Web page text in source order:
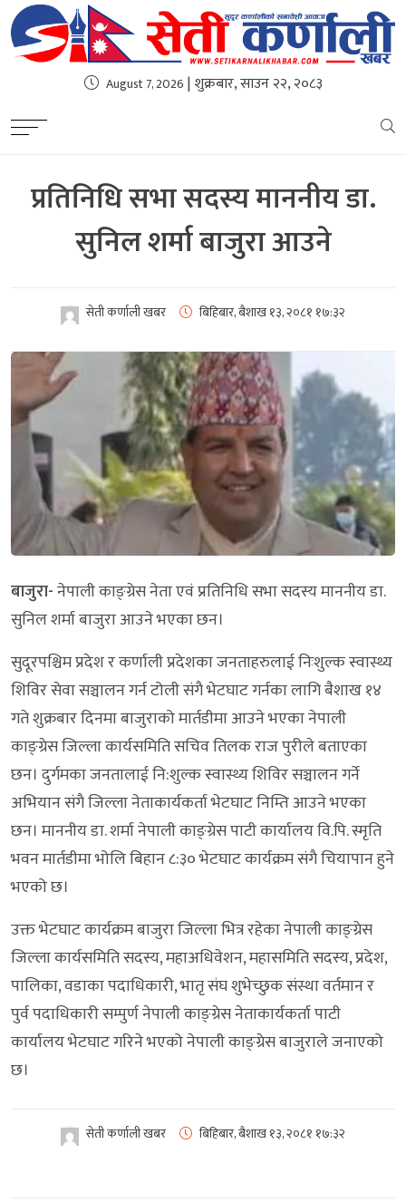
August 7, 2026 | शुक्रबार, साउन २२, २०८३
प्रतिनिधि सभा सदस्य माननीय डा.
सुनिल शर्मा बाजुरा आउने
सेती कर्णाली खबर बिहिबार, बैशाख १३, २०८१ १७:३२
बाजुरा-नेपाली काङ्ग्रेस नेता एवं प्रतिनिधि सभा सदस्य माननीय डा.
सुनिल शर्मा बाजुरा आउने भएका छन।
सुदूरपश्चिम प्रदेश र कर्णाली प्रदेशका जनताहरुलाई निःशुल्क स्वास्थ्य
शिविर सेवा सञ्चालन गर्न टोली संगै भेटघाट गर्नका लागि बैशाख १४
गते शुक्रबार दिनमा बाजुराको मार्तडीमा आउने भएका नेपाली
काङ्ग्रेस जिल्ला कार्यसमिति सचिव तिलक राज पुरीले बताएका
छन। दुर्गमका जनतालाई नि:शुल्क स्वास्थ्य शिविर सञ्चालन गर्ने
अभियान संगै जिल्ला नेताकार्यकर्ता भेटघाट निम्ति आउने भएका
छन। माननीय डा. शर्मा नेपाली काङ्ग्रेस पाटी कार्यालय वि.पि. स्मृति
भवन मार्तडीमा भोलि बिहान ८:३० भेटघाट कार्यक्रम संगै चियापान हुने
भएको छ।
उक्त भेटघाट कार्यक्रम बाजुरा जिल्ला भित्र रहेका नेपाली काङ्ग्रेस
जिल्ला कार्यसमिति सदस्य, महाअधिवेशन, महासमिति सदस्य, प्रदेश,
पालिका, वडाका पदाधिकारी, भातृ संघ शुभेच्छुक संस्था वर्तमान र
पुर्व पदाधिकारी सम्पुर्ण नेपाली काङ्ग्रेस नेताकार्यकर्ता पाटी
कार्यालय भेटघाट गरिने भएको नेपाली काङ्ग्रेस बाजुराले जनाएको
छ।
सेती कर्णाली खबर बिहिबार, बैशाख १३, २०८१ १७:३२